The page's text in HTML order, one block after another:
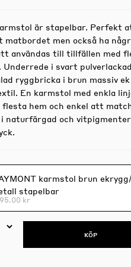
är stapelbar. Perfekt
matbordet men också ha
användas till tillfällen med
i svart
ryggbricka i brun massiv
En karmstol med enkla
flesta hem och enkel att
i naturfärgad och
karmstol brun
stapelbar
kr
KÖP